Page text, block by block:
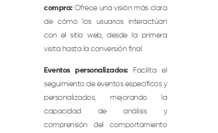
compra:Ofrece una visión más clara
de cómo los usuarios interactúan
con el sitio web, desde la primera
visita hasta la conversión final.
Eventos personalizados:Facilita el
seguimiento de eventos específicos y
personalizados, mejorando la
capacidad de análisis y
comprensión del comportamiento